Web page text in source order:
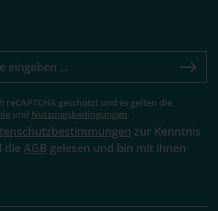
reCAPTCHA geschützt und es gelten die
und Nutzungsbedingungen.
zur Kenntnis
die AGB gelesen und bin mit ihnen